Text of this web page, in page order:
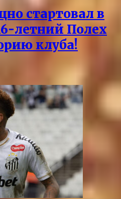
стартовал в
летний Полех
клуба!